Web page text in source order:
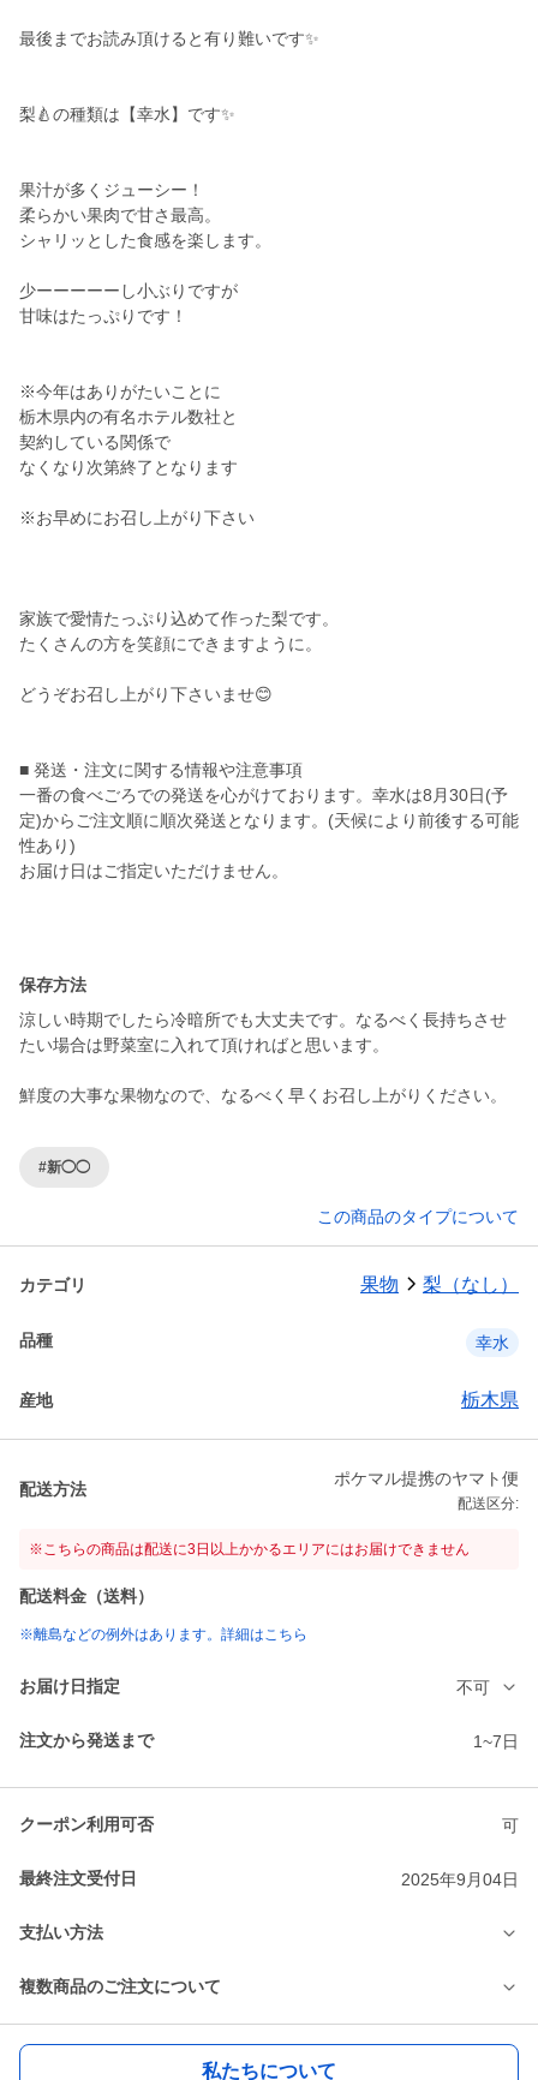
最後までお読み頂けると有り難いです✨
梨🍐の種類は【幸水】です✨
果汁が多くジューシー！
柔らかい果肉で甘さ最高。
シャリッとした食感を楽します。
少ーーーーーし小ぶりですが
甘味はたっぷりです！
※今年はありがたいことに
栃木県内の有名ホテル数社と
契約している関係で
なくなり次第終了となります
※お早めにお召し上がり下さい
家族で愛情たっぷり込めて作った梨です。
たくさんの方を笑顔にできますように。
どうぞお召し上がり下さいませ😊
■ 発送・注文に関する情報や注意事項
一番の食べごろでの発送を心がけております。幸水は8月30日(予
定)からご注文順に順次発送となります。(天候により前後する可能
性あり)
お届け日はご指定いただけません。
保存方法
涼しい時期でしたら冷暗所でも大丈夫です。なるべく長持ちさせ
たい場合は野菜室に入れて頂ければと思います。
鮮度の大事な果物なので、なるべく早くお召し上がりください。
#新◯◯
この商品のタイプについて
カテゴリ 果物 梨（なし）
品種 幸水
産地 栃木県
配送方法
ポケマル提携のヤマト便
配送区分:
※こちらの商品は配送に3日以上かかるエリアにはお届けできません
配送料金（送料）
※離島などの例外はあります。詳細はこちら
お届け日指定 不可
注文から発送まで 1~7日
クーポン利用可否 可
最終注文受付日 2025年9月04日
支払い方法
複数商品のご注文について
私たちについて